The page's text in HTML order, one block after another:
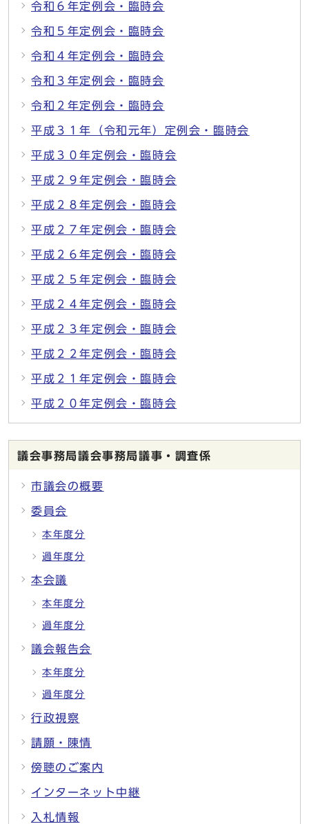
令和６年定例会・臨時会
令和５年定例会・臨時会
令和４年定例会・臨時会
令和３年定例会・臨時会
令和２年定例会・臨時会
平成３１年（令和元年）定例会・臨時会
平成３０年定例会・臨時会
平成２９年定例会・臨時会
平成２８年定例会・臨時会
平成２７年定例会・臨時会
平成２６年定例会・臨時会
平成２５年定例会・臨時会
平成２４年定例会・臨時会
平成２３年定例会・臨時会
平成２２年定例会・臨時会
平成２１年定例会・臨時会
平成２０年定例会・臨時会
議会事務局議会事務局議事・調査係
市議会の概要
委員会
本年度分
過年度分
本会議
本年度分
過年度分
議会報告会
本年度分
過年度分
行政視察
請願・陳情
傍聴のご案内
インターネット中継
入札情報